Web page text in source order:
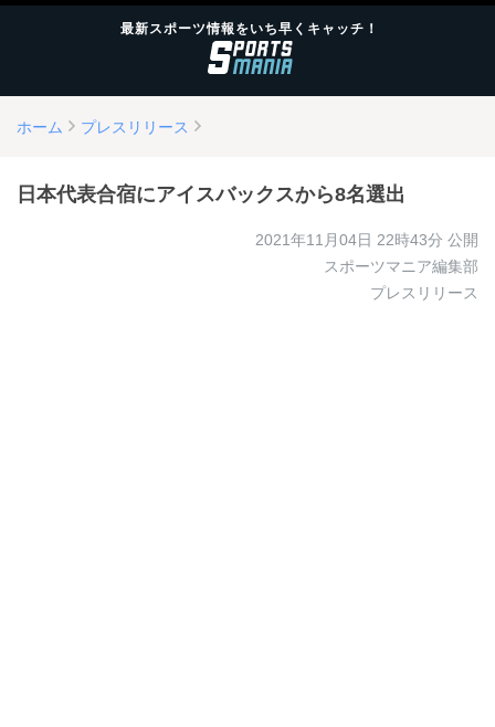
最新スポーツ情報をいち早くキャッチ！
ホーム プレスリリース
日本代表合宿にアイスバックスから8名選出
2021年11月04日 22時43分 公開
スポーツマニア編集部
プレスリリース